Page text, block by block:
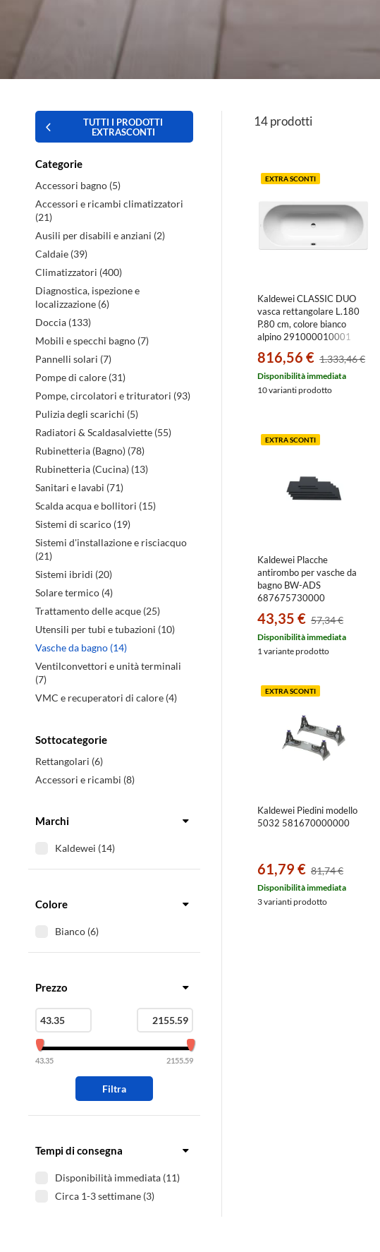
Extra
sconti
su
arredo
bagno,
climatizzatori
e
caldaie
TUTTI I PRODOTTI
EXTRASCONTI
Categorie
Accessori bagno (5)
Accessori e ricambi climatizzatori
(21)
Ausili per disabili e anziani (2)
Caldaie (39)
Climatizzatori (400)
Diagnostica, ispezione e
localizzazione (6)
Doccia (133)
Mobili e specchi bagno (7)
Pannelli solari (7)
Pompe di calore (31)
Pompe, circolatori e trituratori (93)
Pulizia degli scarichi (5)
Radiatori & Scaldasalviette (55)
Rubinetteria (Bagno) (78)
Rubinetteria (Cucina) (13)
Sanitari e lavabi (71)
Scalda acqua e bollitori (15)
Sistemi di scarico (19)
Sistemi d'installazione e risciacquo
(21)
Sistemi ibridi (20)
Solare termico (4)
Trattamento delle acque (25)
Utensili per tubi e tubazioni (10)
Vasche da bagno (14)
Ventilconvettori e unità terminali
(7)
VMC e recuperatori di calore (4)
Sottocategorie
Rettangolari (6)
Accessori e ricambi (8)
Marchi
Kaldewei (14)
Colore
Bianco (6)
Prezzo
43.35 2155.59
Filtra
Tempi di consegna
Disponibilità immediata (11)
Circa 1-3 settimane (3)
14 prodotti
EXTRA SCONTI
Kaldewei CLASSIC DUO
vasca rettangolare L.180
P.80 cm, colore bianco
alpino 291000010001
816,56 € 1.333,46 €
Disponibilità immediata
10 varianti prodotto
EXTRA SCONTI
Kaldewei Placche
antirombo per vasche da
bagno BW-ADS
687675730000
43,35 € 57,34 €
Disponibilità immediata
1 variante prodotto
EXTRA SCONTI
Kaldewei Piedini modello
5032 581670000000
61,79 € 81,74 €
Disponibilità immediata
3 varianti prodotto